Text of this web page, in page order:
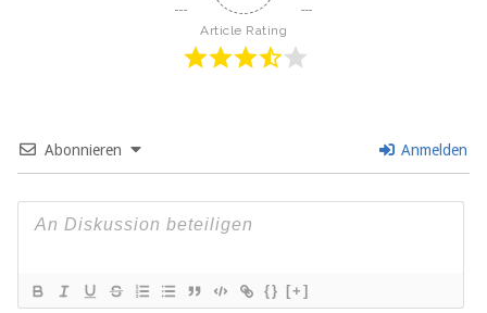
Article Rating
Abonnieren Anmelden
{} [+]